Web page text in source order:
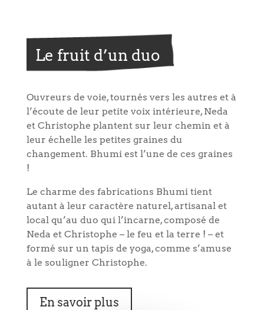
Le fruit d’un duo
Ouvreurs de voie, tournés vers les autres et à
l’écoute de leur petite voix intérieure, Neda
et Christophe plantent sur leur chemin et à
leur échelle les petites graines du
changement. Bhumi est l’une de ces graines
!
Le charme des fabrications Bhumi tient
autant à leur caractère naturel, artisanal et
local qu’au duo qui l’incarne, composé de
Neda et Christophe – le feu et la terre ! – et
formé sur un tapis de yoga, comme s’amuse
à le souligner Christophe.
En savoir plus